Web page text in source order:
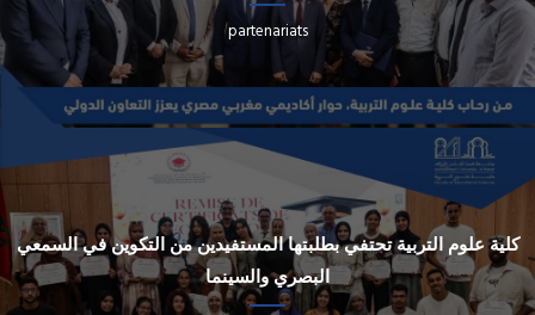
partenariats
كلية علوم التربية تحتفي بطلبتها المستفيدين من التكوين في السمعي
البصري والسينما